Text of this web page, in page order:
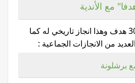
استطاع ميسي صنع 300 هدف وهذا انجاز تاريخي له كما
من الانجازات الجماعية :
برشلونة